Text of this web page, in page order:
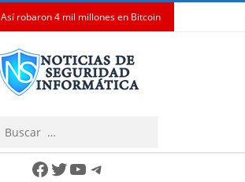
Así robaron 4 mil millones en Bitcoin
Facebook
Twitter
YouTube
Telegram